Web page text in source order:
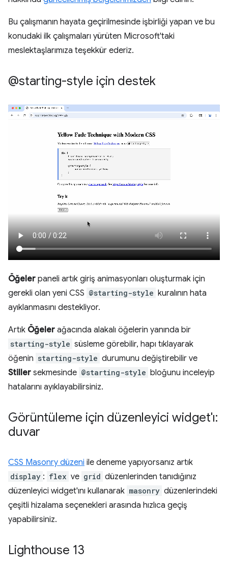
Bu çalışmanın hayata geçirilmesinde işbirliği yapan ve bu
konudaki ilk çalışmaları yürüten Microsoft'taki
meslektaşlarımıza teşekkür ederiz.
@starting-style için destek
Öğeler paneli artık giriş animasyonları oluşturmak için
gerekli olan yeni CSS @starting-style kuralının hata
ayıklanmasını destekliyor.
Artık Öğeler ağacında alakalı öğelerin yanında bir
starting-style süsleme görebilir, hapı tıklayarak
öğenin starting-style durumunu değiştirebilir ve
Stiller sekmesinde @starting-style bloğunu inceleyip
hatalarını ayıklayabilirsiniz.
Görüntüleme için düzenleyici widget'ı:
duvar
CSS Masonry düzeni ile deneme yapıyorsanız artık
display : flex ve grid düzenlerinden tanıdığınız
düzenleyici widget'ını kullanarak masonry düzenlerindeki
çeşitli hizalama seçenekleri arasında hızlıca geçiş
yapabilirsiniz.
Lighthouse 13